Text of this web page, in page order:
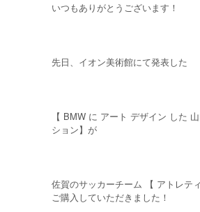
いつもありがとうございます！
先日、イオン美術館にて発表した
【 BMW に アート デザイン した
ション】が
佐賀のサッカーチーム 【 アトレテ
ご購入していただきました！